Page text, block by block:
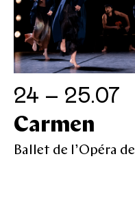
24 – 25.07
Carmen
Ballet de l’Opéra